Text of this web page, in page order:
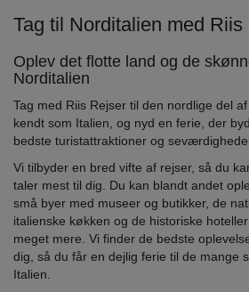
Tag til Norditalien med Riis
Oplev det flotte land og de
Norditalien
Tag med Riis Rejser til den nordlige del
kendt som Italien, og nyd en ferie, der
bedste turistattraktioner og
Vi tilbyder en bred vifte af rejser, så du
taler mest til dig. Du kan blandt andet
små byer med museer og butikker, de
italienske køkken og de historiske
meget mere. Vi finder de bedste
dig, så du får en dejlig ferie til de mange
Italien.